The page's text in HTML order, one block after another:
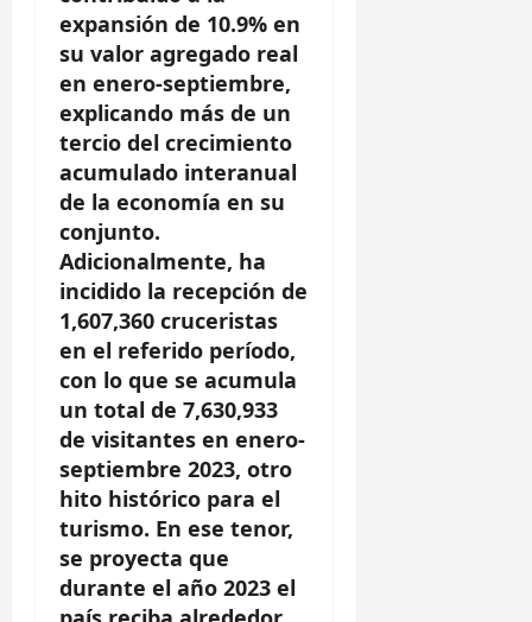
expansión de 10.9% en
su valor agregado real
en enero-septiembre,
explicando más de un
tercio del crecimiento
acumulado interanual
de la economía en su
conjunto.
Adicionalmente, ha
incidido la recepción de
1,607,360 cruceristas
en el referido período,
con lo que se acumula
un total de 7,630,933
de visitantes en enero-
septiembre 2023, otro
hito histórico para el
turismo. En ese tenor,
se proyecta que
durante el año 2023 el